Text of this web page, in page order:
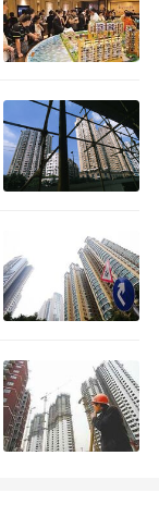
，封闭了自
式！
街开，成了
得每天一辆
啥不靠谱的
年冤家：奔